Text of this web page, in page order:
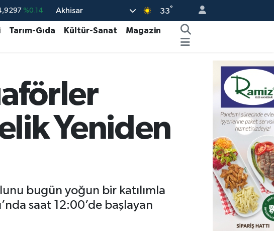
%0.14
%2.45
47,5785 %0.1
Akhisar 33°
Tarım-Gıda Kültür-Sanat
Magazin
Yeniden
bugün yoğun bir katılımla
saat 12:00’de başlayan